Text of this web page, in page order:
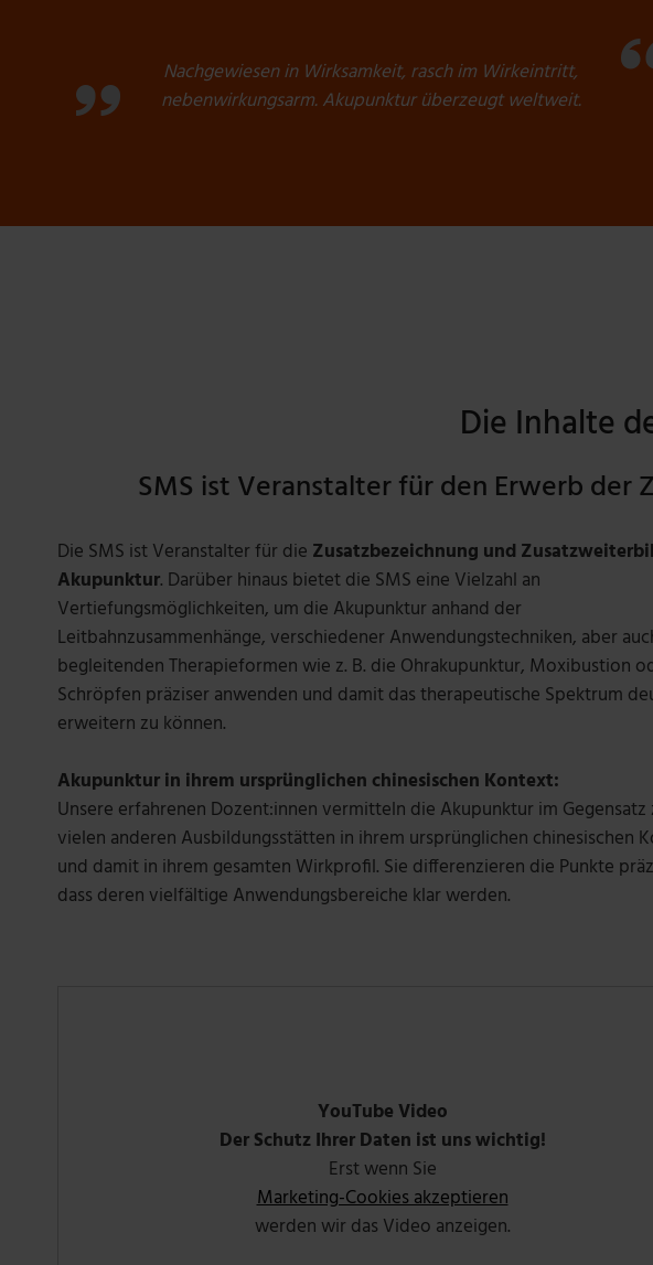
Nachgewiesen in Wirksamkeit, rasch im Wirkeintritt,
nebenwirkungsarm. Akupunktur überzeugt weltweit.
Die Inhalte
SMS ist Veranstalter für den Erwerb
Die SMS ist Veranstalter für die Zusatzbezeichnung und
Akupunktur. Darüber hinaus bietet die SMS eine Vielzahl an
Vertiefungsmöglichkeiten, um die Akupunktur anhand der
Leitbahnzusammenhänge, verschiedener Anwendungstechniken, aber
begleitenden Therapieformen wie z. B. die Ohrakupunktur, Moxibustion
Schröpfen präziser anwenden und damit das therapeutische Spektrum
erweitern zu können.
Akupunktur in ihrem ursprünglichen chinesischen Kontext:
Unsere erfahrenen Dozent:innen vermitteln die Akupunktur im Gegensatz
vielen anderen Ausbildungsstätten in ihrem ursprünglichen chinesischen
und damit in ihrem gesamten Wirkprofil. Sie differenzieren die Punkte
dass deren vielfältige Anwendungsbereiche klar werden.
YouTube Video
Der Schutz Ihrer Daten ist uns wichtig!
Erst wenn Sie
Marketing-Cookies akzeptieren
werden wir das Video anzeigen.